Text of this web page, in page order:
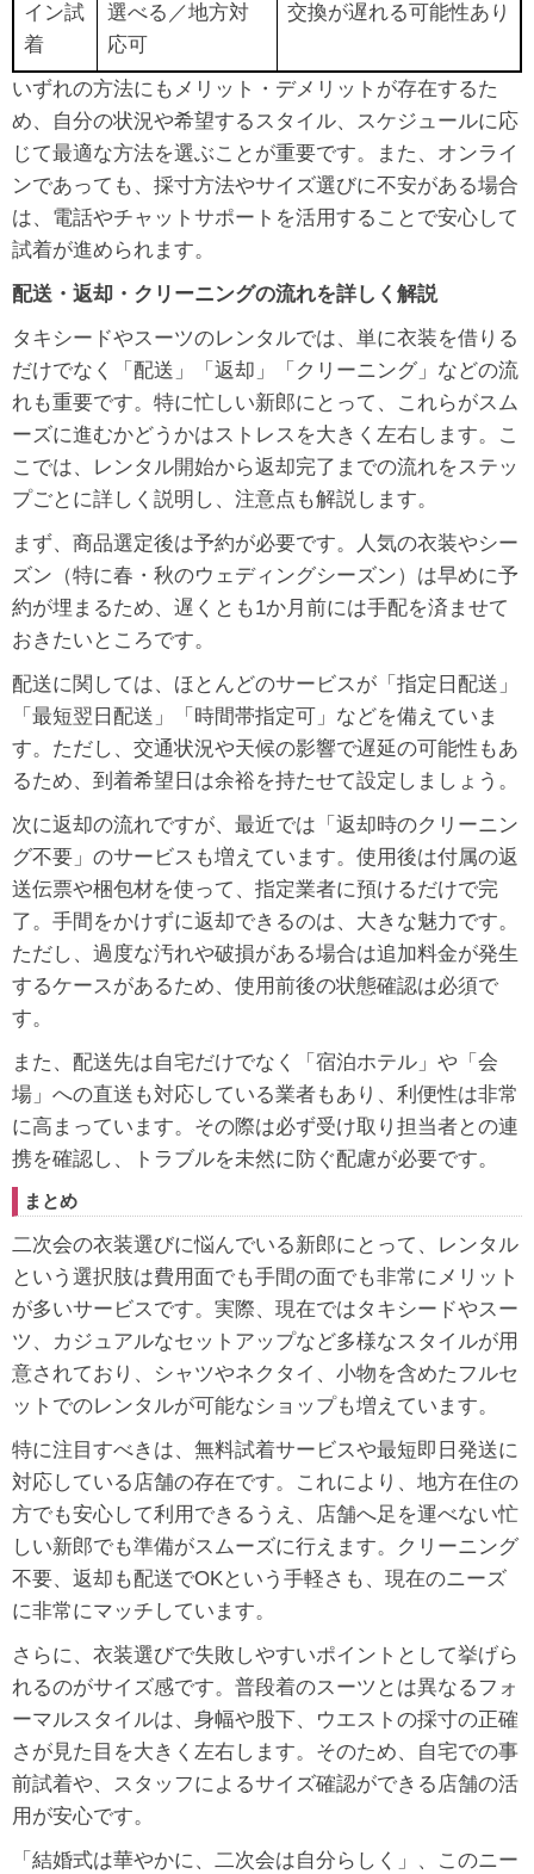
イン試
着
選べる／地方対
応可
交換が遅れる可能性あり
いずれの方法にもメリット・デメリットが存在するた
め、自分の状況や希望するスタイル、スケジュールに応
じて最適な方法を選ぶことが重要です。また、オンライ
ンであっても、採寸方法やサイズ選びに不安がある場合
は、電話やチャットサポートを活用することで安心して
試着が進められます。
配送・返却・クリーニングの流れを詳しく解説
タキシードやスーツのレンタルでは、単に衣装を借りる
だけでなく「配送」「返却」「クリーニング」などの流
れも重要です。特に忙しい新郎にとって、これらがスム
ーズに進むかどうかはストレスを大きく左右します。こ
こでは、レンタル開始から返却完了までの流れをステッ
プごとに詳しく説明し、注意点も解説します。
まず、商品選定後は予約が必要です。人気の衣装やシー
ズン（特に春・秋のウェディングシーズン）は早めに予
約が埋まるため、遅くとも1か月前には手配を済ませて
おきたいところです。
配送に関しては、ほとんどのサービスが「指定日配送」
「最短翌日配送」「時間帯指定可」などを備えていま
す。ただし、交通状況や天候の影響で遅延の可能性もあ
るため、到着希望日は余裕を持たせて設定しましょう。
次に返却の流れですが、最近では「返却時のクリーニン
グ不要」のサービスも増えています。使用後は付属の返
送伝票や梱包材を使って、指定業者に預けるだけで完
了。手間をかけずに返却できるのは、大きな魅力です。
ただし、過度な汚れや破損がある場合は追加料金が発生
するケースがあるため、使用前後の状態確認は必須で
す。
また、配送先は自宅だけでなく「宿泊ホテル」や「会
場」への直送も対応している業者もあり、利便性は非常
に高まっています。その際は必ず受け取り担当者との連
携を確認し、トラブルを未然に防ぐ配慮が必要です。
まとめ
二次会の衣装選びに悩んでいる新郎にとって、レンタル
という選択肢は費用面でも手間の面でも非常にメリット
が多いサービスです。実際、現在ではタキシードやスー
ツ、カジュアルなセットアップなど多様なスタイルが用
意されており、シャツやネクタイ、小物を含めたフルセ
ットでのレンタルが可能なショップも増えています。
特に注目すべきは、無料試着サービスや最短即日発送に
対応している店舗の存在です。これにより、地方在住の
方でも安心して利用できるうえ、店舗へ足を運べない忙
しい新郎でも準備がスムーズに行えます。クリーニング
不要、返却も配送でOKという手軽さも、現在のニーズ
に非常にマッチしています。
さらに、衣装選びで失敗しやすいポイントとして挙げら
れるのがサイズ感です。普段着のスーツとは異なるフォ
ーマルスタイルは、身幅や股下、ウエストの採寸の正確
さが見た目を大きく左右します。そのため、自宅での事
前試着や、スタッフによるサイズ確認ができる店舗の活
用が安心です。
「結婚式は華やかに、二次会は自分らしく」、このニー